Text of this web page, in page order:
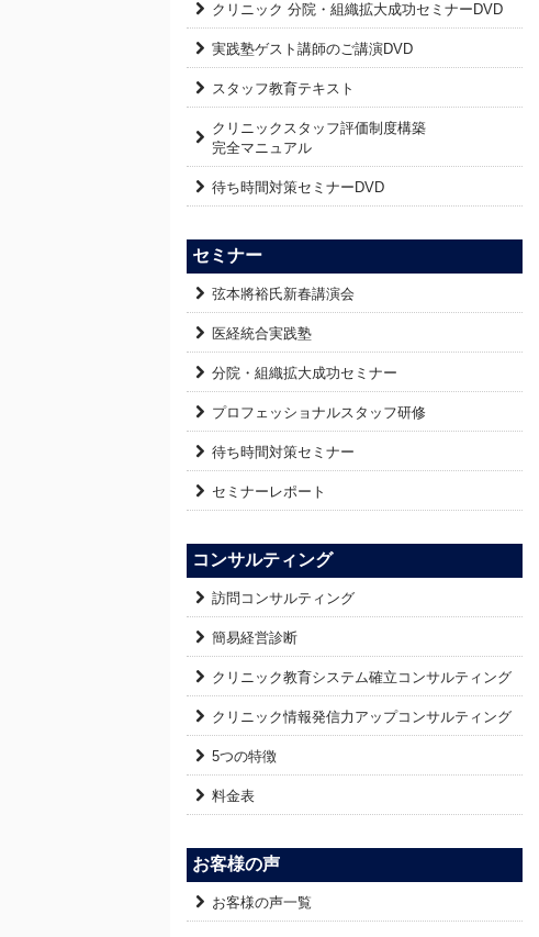
クリニック 分院・組織拡大成功セミナーDVD
実践塾ゲスト講師のご講演DVD
スタッフ教育テキスト
クリニックスタッフ評価制度構築
完全マニュアル
待ち時間対策セミナーDVD
セミナー
弦本將裕氏新春講演会
医経統合実践塾
分院・組織拡大成功セミナー
プロフェッショナルスタッフ研修
待ち時間対策セミナー
セミナーレポート
コンサルティング
訪問コンサルティング
簡易経営診断
クリニック教育システム確立コンサルティング
クリニック情報発信力アップコンサルティング
5つの特徴
料金表
お客様の声
お客様の声一覧